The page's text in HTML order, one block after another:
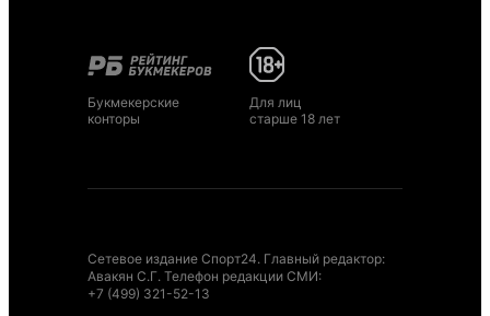
Букмекерские
конторы
Для лиц
старше 18 лет
Сетевое издание Спорт24. Главный редактор:
Авакян С.Г. Телефон редакции СМИ:
+7 (499) 321-52-13